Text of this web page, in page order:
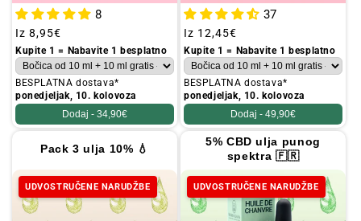
8
Redovna
cijena
Iz 8,95€
Kupite 1 = Nabavite 1 besplatno
BESPLATNA dostava*
ponedjeljak, 10. kolovoza
Dodaj - 34,90€
37
Redovna
cijena
Iz 12,45€
Kupite 1 = Nabavite 1 besplatno
BESPLATNA dostava*
ponedjeljak, 10. kolovoza
Dodaj - 49,90€
Pack 3 ulja 10% 💧
UDVOSTRUČENE NARUDŽBE
5% CBD ulja punog
spektra 🇫🇷
UDVOSTRUČENE NARUDŽBE